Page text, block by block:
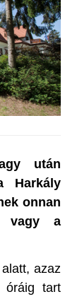
után
Harkály
onnan
vagy a
azaz
tart